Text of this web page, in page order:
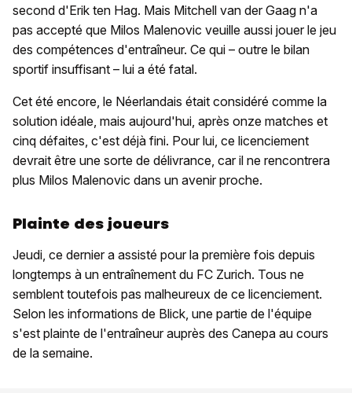
second d'Erik ten Hag. Mais Mitchell van der Gaag n'a
pas accepté que Milos Malenovic veuille aussi jouer le jeu
des compétences d'entraîneur. Ce qui – outre le bilan
sportif insuffisant – lui a été fatal.
Cet été encore, le Néerlandais était considéré comme la
solution idéale, mais aujourd'hui, après onze matches et
cinq défaites, c'est déjà fini. Pour lui, ce licenciement
devrait être une sorte de délivrance, car il ne rencontrera
plus Milos Malenovic dans un avenir proche.
Plainte des joueurs
Jeudi, ce dernier a assisté pour la première fois depuis
longtemps à un entraînement du FC Zurich. Tous ne
semblent toutefois pas malheureux de ce licenciement.
Selon les informations de Blick, une partie de l'équipe
s'est plainte de l'entraîneur auprès des Canepa au cours
de la semaine.